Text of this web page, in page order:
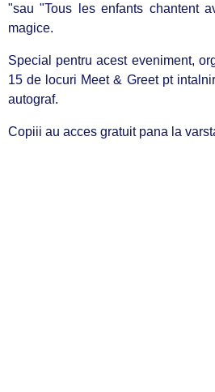
"sau "Tous les enfants chantent
magice.
Special pentru acest eveniment,
15 de locuri Meet & Greet pt
autograf.
Copiii au acces gratuit pana la